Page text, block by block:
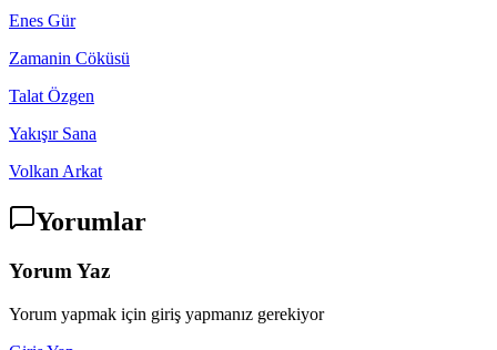
Enes Gür
Zamanin Cöküsü
Talat Özgen
Yakışır Sana
Volkan Arkat
Yorumlar
Yorum Yaz
Yorum yapmak için giriş yapmanız gerekiyor